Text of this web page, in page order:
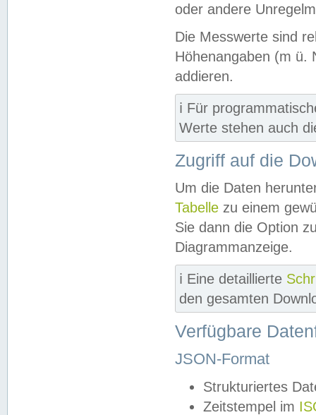
oder andere
Die Messwerte sind
Höhenangaben (m ü.
addieren.
ℹ️ Für
Werte stehen auch
Zugriff auf die
Um die Daten
Tabelle zu einem
Sie dann die Option
Diagrammanzeige.
ℹ️ Eine detaillierte
den gesamten
Verfügbare
JSON-Format
Strukturiertes
Zeitstempel im